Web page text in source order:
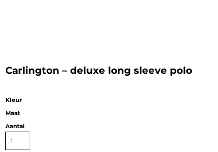
Carlington – deluxe long sleeve polo
Kleur
Maat
Aantal